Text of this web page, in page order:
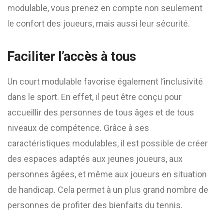
modulable, vous prenez en compte non seulement
le confort des joueurs, mais aussi leur sécurité.
Faciliter l’accès à tous
Un court modulable favorise également l’inclusivité
dans le sport. En effet, il peut être conçu pour
accueillir des personnes de tous âges et de tous
niveaux de compétence. Grâce à ses
caractéristiques modulables, il est possible de créer
des espaces adaptés aux jeunes joueurs, aux
personnes âgées, et même aux joueurs en situation
de handicap. Cela permet à un plus grand nombre de
personnes de profiter des bienfaits du tennis.